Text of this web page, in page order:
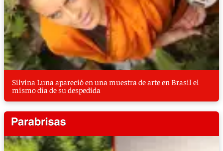
Silvina Luna apareció en una muestra de arte en Brasil el
mismo día de su despedida